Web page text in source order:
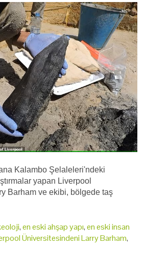
Kalambo Şelaleleri'ndeki
yapan Liverpool
Barham ve ekibi, bölgede taş
,en eski ahşap yapı,en eski insan
Üniversitesindeni Larry Barham,